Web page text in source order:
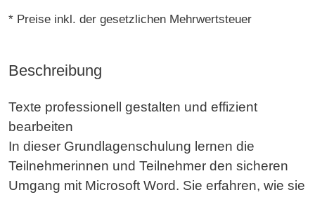
-22.09.2026
-25.09.2026
19.10.2026
-20.10.2026
München %666,40 €*
19.10.2026
-20.10.2026
Düsseldorf %671,16 €*
Buchen
* Preise inkl. der gesetzlichen Mehrwertsteuer
Beschreibung
Texte professionell gestalten und effizient
bearbeiten
In dieser Grundlagenschulung lernen die
Teilnehmerinnen und Teilnehmer den sicheren
Umgang mit Microsoft Word. Sie erfahren, wie sie